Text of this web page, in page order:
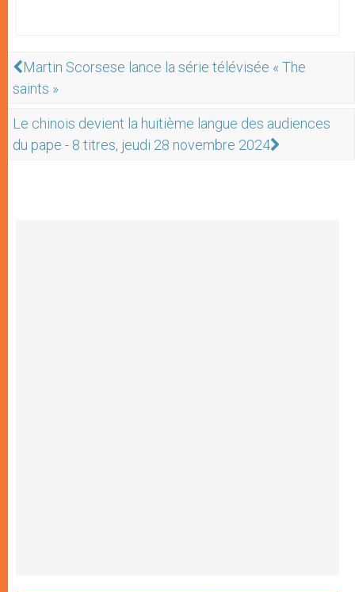
Martin Scorsese lance la série télévisée « The
saints »
Le chinois devient la huitième langue des audiences
du pape - 8 titres, jeudi 28 novembre 2024